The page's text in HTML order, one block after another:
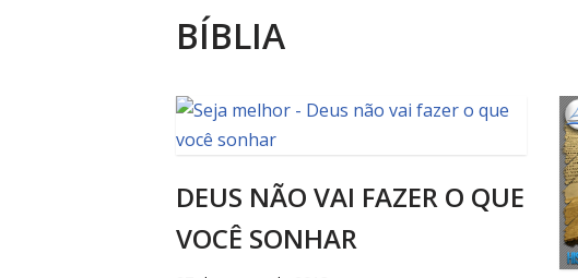
BÍBLIA
DEUS NÃO VAI FAZER O QUE
VOCÊ SONHAR